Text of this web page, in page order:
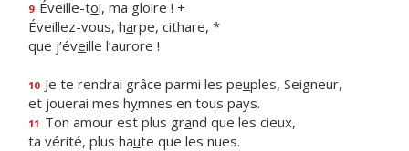
9 Éveille-toi, ma gloire ! +
Éveillez-vous, harpe, cithare, *
que j’éveille l’aurore !
10 Je te rendrai grâce parmi les peuples, Seigneur,
et jouerai mes hymnes en tous pays.
11 Ton amour est plus grand que les cieux,
ta vérité, plus haute que les nues.